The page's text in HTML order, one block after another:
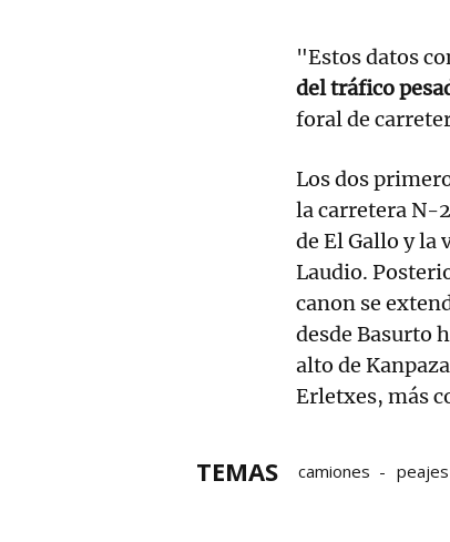
"Estos datos
del tráfico
foral de
Los dos
la carretera N-
de El Gallo y la
Laudio.
canon se
desde Basurto
alto de
Erletxes, más
TEMAS camiones peajes